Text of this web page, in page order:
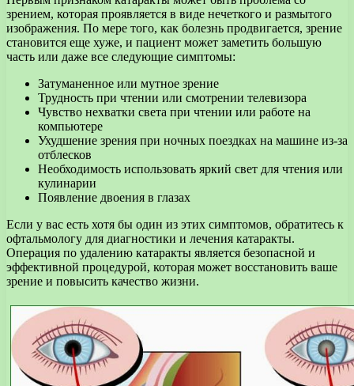
зрением, которая проявляется в виде нечеткого и размытого
изображения. По мере того, как болезнь продвигается, зрение
становится еще хуже, и пациент может заметить большую
часть или даже все следующие симптомы:
Затуманенное или мутное зрение
Трудность при чтении или смотрении телевизора
Чувство нехватки света при чтении или работе на
компьютере
Ухудшение зрения при ночных поездках на машине из-за
отблесков
Необходимость использовать яркий свет для чтения или
кулинарии
Появление двоения в глазах
Если у вас есть хотя бы один из этих симптомов, обратитесь к
офтальмологу для диагностики и лечения катаракты.
Операция по удалению катаракты является безопасной и
эффективной процедурой, которая может восстановить ваше
зрение и повысить качество жизни.